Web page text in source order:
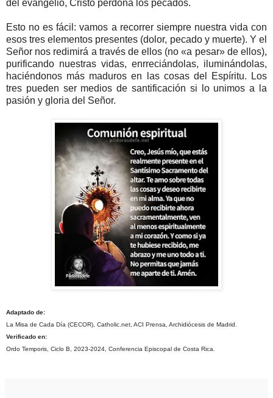
del evangelio, Cristo perdona los pecados.
Esto no es fácil: vamos a recorrer siempre nuestra vida con
esos tres elementos presentes (dolor, pecado y muerte). Y el
Señor nos redimirá a través de ellos (no «a pesar» de ellos),
purificando nuestras vidas, enrreciándolas, iluminándolas,
haciéndonos más maduros en las cosas del Espíritu. Los
tres pueden ser medios de santificación si lo unimos a la
pasión y gloria del Señor.
Adaptado de:
La Misa de Cada Día (CECOR), Catholic.net, ACI Prensa, Archidiócesis de Madrid.
Verificado en:
Ordo Temporis, Ciclo B, 2023-2024, Conferencia Episcopal de Costa Rica.